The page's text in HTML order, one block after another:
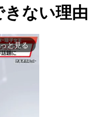
ない理由
と見る